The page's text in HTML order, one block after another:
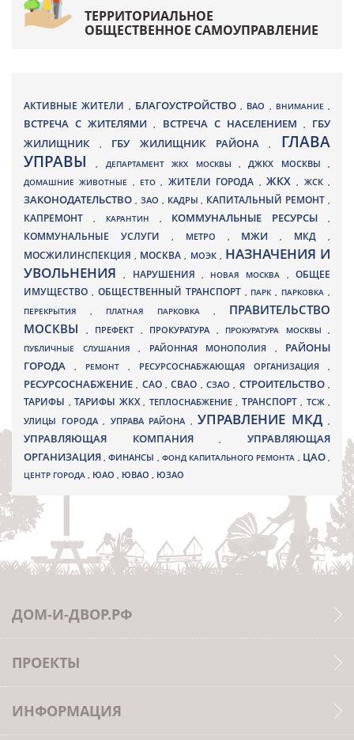
ТЕРРИТОРИАЛЬНОЕ
ОБЩЕСТВЕННОЕ САМОУПРАВЛЕНИЕ
АКТИВНЫЕ ЖИТЕЛИ , БЛАГОУСТРОЙСТВО , ВАО , ВНИМАНИЕ ,
ВСТРЕЧА С ЖИТЕЛЯМИ, ВСТРЕЧА С НАСЕЛЕНИЕМ , ГБУ
ЖИЛИЩНИК
, ГБУ ЖИЛИЩНИК РАЙОНА, ГЛАВА
УПРАВЫ, ДЕПАРТАМЕНТ ЖКХ МОСКВЫ ,ДЖКХ МОСКВЫ ,
ДОМАШНИЕ ЖИВОТНЫЕ , ЕТО, ЖИТЕЛИ ГОРОДА , ЖКХ, ЖСК,
ЗАКОНОДАТЕЛЬСТВО , ЗАО , КАДРЫ, КАПИТАЛЬНЫЙ РЕМОНТ ,
КАПРЕМОНТ , КАРАНТИН , КОММУНАЛЬНЫЕ РЕСУРСЫ,
КОММУНАЛЬНЫЕ УСЛУГИ , МЕТРО , МЖИ, МКД ,
МОСЖИЛИНСПЕКЦИЯ, МОСКВА , МОЭК , НАЗНАЧЕНИЯ И
УВОЛЬНЕНИЯ, НАРУШЕНИЯ , НОВАЯ МОСКВА ,ОБЩЕЕ
ИМУЩЕСТВО , ОБЩЕСТВЕННЫЙ ТРАНСПОРТ , ПАРК, ПАРКОВКА ,
ПЕРЕКРЫТИЯ , ПЛАТНАЯ ПАРКОВКА , ПРАВИТЕЛЬСТВО
МОСКВЫ
, ПРЕФЕКТ , ПРОКУРАТУРА , ПРОКУРАТУРА МОСКВЫ ,
ПУБЛИЧНЫЕ СЛУШАНИЯ , РАЙОННАЯ МОНОПОЛИЯ , РАЙОНЫ
ГОРОДА
, РЕМОНТ , РЕСУРСОСНАБЖАЮЩАЯ ОРГАНИЗАЦИЯ ,
РЕСУРСОСНАБЖЕНИЕ, САО,СВАО ,СЗАО, СТРОИТЕЛЬСТВО,
ТАРИФЫ , ТАРИФЫ ЖКХ , ТЕПЛОСНАБЖЕНИЕ , ТРАНСПОРТ , ТСЖ ,
УЛИЦЫ ГОРОДА , УПРАВА РАЙОНА , УПРАВЛЕНИЕ МКД ,
УПРАВЛЯЮЩАЯ КОМПАНИЯ,УПРАВЛЯЮЩАЯ
ОРГАНИЗАЦИЯ,ФИНАНСЫ , ФОНД КАПИТАЛЬНОГО РЕМОНТА , ЦАО,
ЦЕНТР ГОРОДА , ЮАО , ЮВАО , ЮЗАО
ДОМ-И-ДВОР.РФ
ПРОЕКТЫ
ИНФОРМАЦИЯ